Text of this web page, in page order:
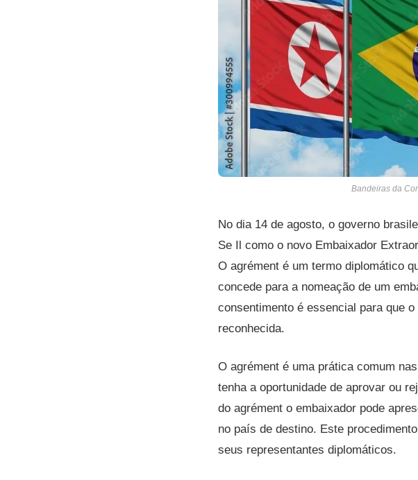
Bandeiras da
No dia 14 de agosto, o governo
Se Il como o novo Embaixador
O agrément é um termo diplomático
concede para a nomeação de um
consentimento é essencial para que
reconhecida.
O agrément é uma prática comum
tenha a oportunidade de aprovar ou
do agrément o embaixador pode
no país de destino. Este
seus representantes diplomáticos.